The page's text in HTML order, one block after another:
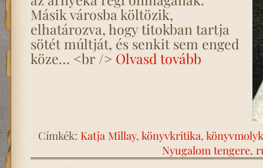
Másik városba költözik,
elhatározva, hogy titokban tartja
sötét múltját, és senkit sem enged
köze… <br /> Olvasd tovább
Címkék: Katja Millay, könyvkritika,
Nyugalom tengere,